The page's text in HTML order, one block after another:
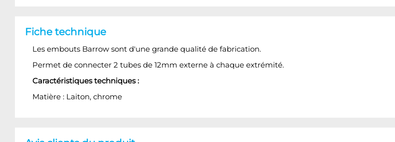
Fiche technique
Les embouts Barrow sont d'une grande qualité de fabrication.
Permet de connecter 2 tubes de 12mm externe à chaque extrémité.
Caractéristiques techniques :
Matière : Laiton, chrome